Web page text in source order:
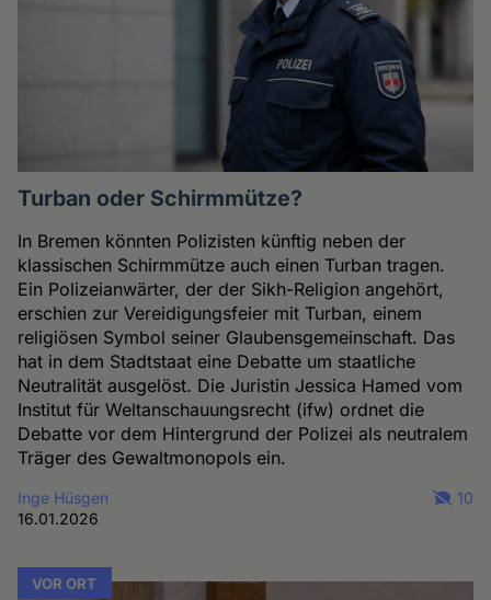
Turban oder Schirmmütze?
In Bremen könnten Polizisten künftig neben der
klassischen Schirmmütze auch einen Turban tragen.
Ein Polizeianwärter, der der Sikh-Religion angehört,
erschien zur Vereidigungsfeier mit Turban, einem
religiösen Symbol seiner Glaubensgemeinschaft. Das
hat in dem Stadtstaat eine Debatte um staatliche
Neutralität ausgelöst. Die Juristin Jessica Hamed vom
Institut für Weltanschauungsrecht (ifw) ordnet die
Debatte vor dem Hintergrund der Polizei als neutralem
Träger des Gewaltmonopols ein.
Inge Hüsgen
16.01.2026
10
VOR ORT